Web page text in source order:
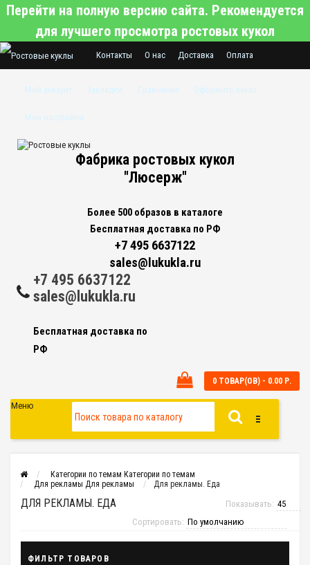
Перейти на полную версию сайта. Рекомендуется
для лучшего просмотра ростовых кукол
Контакты О нас Доставка Оплата
Мой аккаунт Закладки Сравнение Оформить заказ
Мои настройки
Фабрика ростовых кукол
"Люсерж"
Более 500 образов в каталоге
Бесплатная доставка по РФ
+7 495 6637122
sales@lukukla.ru
+7 495 6637122
sales@lukukla.ru
Бесплатная доставка по
РФ
0 ТОВАР(ОВ) - 0.00 Р.
Меню
Категории по темам Категории по темам
Для рекламы Для рекламы Для рекламы. Еда
ДЛЯ РЕКЛАМЫ. ЕДА
Показывать:
Сортировать:
ФИЛЬТР ТОВАРОВ